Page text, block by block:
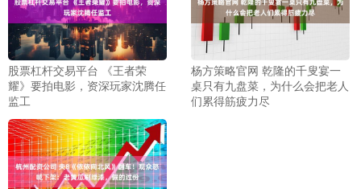
股票杠杆交易平台 《王者荣
耀》要拍电影，资深玩家沈腾任
监工
杨方策略官网 乾隆的千叟宴一
桌只有九盘菜，为什么会把老人
们累得筋疲力尽